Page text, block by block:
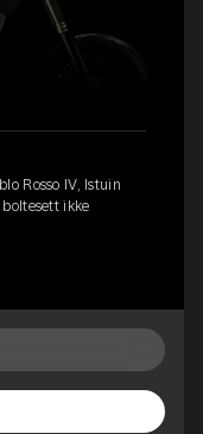
Rosso IV, Istuin
ikke